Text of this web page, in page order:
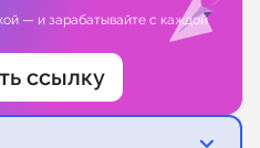
— и зарабатывайте с каждой
ссылку